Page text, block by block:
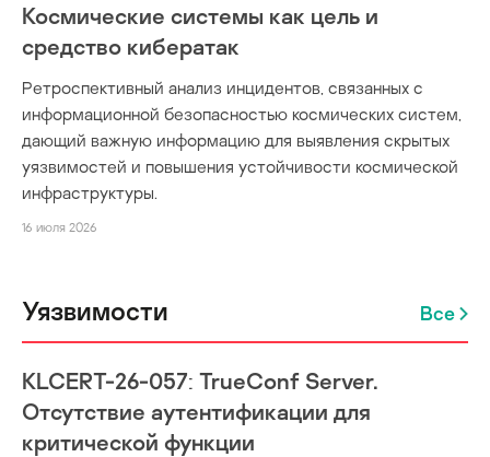
Космические системы как цель и
средство кибератак
Ретроспективный анализ инцидентов, связанных с
информационной безопасностью космических систем,
дающий важную информацию для выявления скрытых
уязвимостей и повышения устойчивости космической
инфраструктуры.
16 июля 2026
Уязвимости Все
KLCERT-26-057: TrueConf Server.
Отсутствие аутентификации для
критической функции